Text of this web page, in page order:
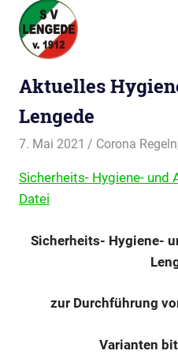
Aktuelles
Lengede
7. Mai 2021 svladmin
Corona Regeln
Sicherheits- Hygiene- und
Datei
Sicherheits- Hygiene-
zur Durchführung
Varianten